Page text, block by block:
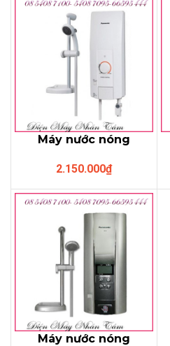
Máy nước nóng
4HS1W (không
bơm,3 kiểu phun)
2.150.000₫
Máy nước nóng